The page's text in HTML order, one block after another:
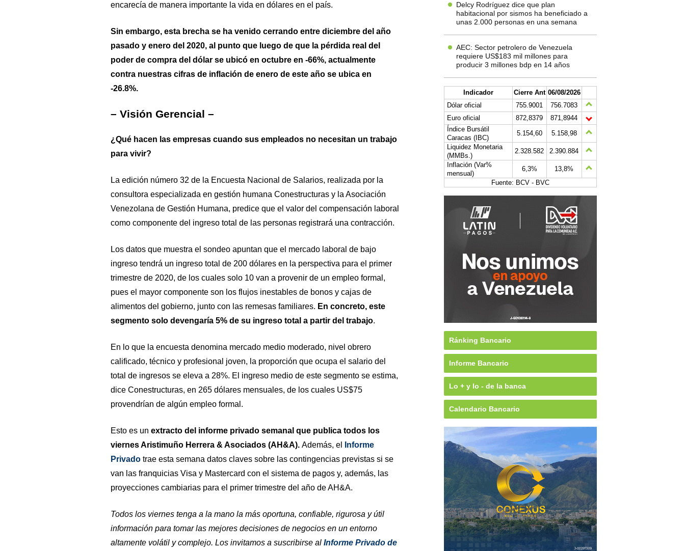
encarecía de manera importante la vida en dólares en el país.
Sin embargo, esta brecha se ha venido cerrando entre diciembre del año
pasado y enero del 2020, al punto que luego de que la pérdida real del
poder de compra del dólar se ubicó en octubre en -66%, actualmente
contra nuestras cifras de inflación de enero de este año se ubica en
-26.8%.
– Visión Gerencial –
¿Qué hacen las empresas cuando sus empleados no necesitan un trabajo
para vivir?
La edición número 32 de la Encuesta Nacional de Salarios, realizada por la
consultora especializada en gestión humana Conestructuras y la Asociación
Venezolana de Gestión Humana, predice que el valor del compensación laboral
como componente del ingreso total de las personas registrará una contracción.
Los datos que muestra el sondeo apuntan que el mercado laboral de bajo
ingreso tendrá un ingreso total de 200 dólares en la perspectiva para el primer
trimestre de 2020, de los cuales solo 10 van a provenir de un empleo formal,
pues el mayor componente son los flujos inestables de bonos y cajas de
alimentos del gobierno, junto con las remesas familiares. En concreto, este
segmento solo devengaría 5% de su ingreso total a partir del trabajo.
En lo que la encuesta denomina mercado medio moderado, nivel obrero
calificado, técnico y profesional joven, la proporción que ocupa el salario del
total de ingresos se eleva a 28%. El ingreso medio de este segmento se estima,
dice Conestructuras, en 265 dólares mensuales, de los cuales US$75
provendrían de algún empleo formal.
Esto es un extracto del informe privado semanal que publica todos los
viernes Aristimuño Herrera & Asociados (AH&A).Además, el
Informe
Privadotrae esta semana datos claves sobre las contingencias previstas si se
van las franquicias Visa y Mastercard con el sistema de pagos y, además, las
proyecciones cambiarias para el primer trimestre del año de AH&A.
Todos los viernes tenga a la mano la más oportuna, confiable, rigurosa y útil
información para tomar las mejores decisiones de negocios en un entorno
altamente volátil y complejo. Los invitamos a suscribirse al Informe Privado de
Delcy Rodríguez dice que plan
habitacional por sismos ha beneficiado a
unas 2.000 personas en una semana
AEC: Sector petrolero de Venezuela
requiere US$183 mil millones para
producir 3 millones bdp en 14 años
Indicador Cierre Ant 06/08/2026
Dólar oficial
755.9001
756.7083
Euro oficial
872,8379
871,8944
Índice Bursátil
Caracas (IBC)
5.154,60
5.158,98
Liquidez Monetaria
(MMBs.)
2.328.582
2.390.884
Inflación (Var%
mensual)
6,3%
13,8%
Fuente: BCV - BVC
Ránking Bancario
Informe Bancario
Lo + y lo - de la banca
Calendario Bancario